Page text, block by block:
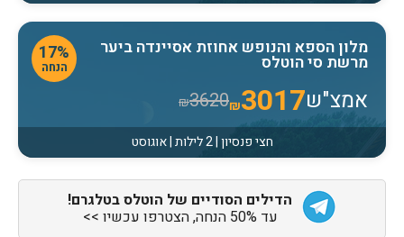
17%
הנחה
מלון הספא והנופש אחוזת אסיינדה ביער
מרשת סי הוטלס
אמצ"ש ₪3017
₪3620
חצי פנסיון | 2 לילות | אוגוסט
הדילים הסודיים של הוטלס בטלגרם!
עד 50% הנחה, הצטרפו עכשיו >>